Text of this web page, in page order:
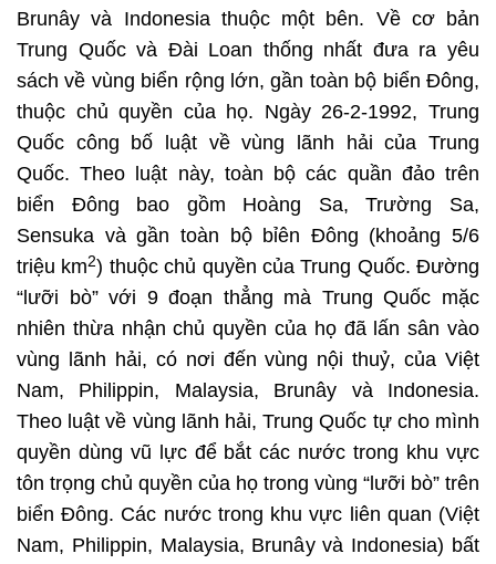
Brunây và Indonesia thuộc một bên. Về cơ bản
Trung Quốc và Đài Loan thống nhất đưa ra yêu
sách về vùng biển rộng lớn, gần toàn bộ biển Đông,
thuộc chủ quyền của họ. Ngày 26-2-1992, Trung
Quốc công bố luật về vùng lãnh hải của Trung
Quốc. Theo luật này, toàn bộ các quần đảo trên
biển Đông bao gồm Hoàng Sa, Trường Sa,
Sensuka và gần toàn bộ bỉên Đông (khoảng 5/6
triệu km2) thuộc chủ quyền của Trung Quốc. Đường
“lưỡi bò” với 9 đoạn thẳng mà Trung Quốc mặc
nhiên thừa nhận chủ quyền của họ đã lấn sân vào
vùng lãnh hải, có nơi đến vùng nội thuỷ, của Việt
Nam, Philippin, Malaysia, Brunây và Indonesia.
Theo luật về vùng lãnh hải, Trung Quốc tự cho mình
quyền dùng vũ lực để bắt các nước trong khu vực
tôn trọng chủ quyền của họ trong vùng “lưỡi bò” trên
biển Đông. Các nước trong khu vực liên quan (Việt
Nam, Philippin, Malaysia, Brunây và Indonesia) bất